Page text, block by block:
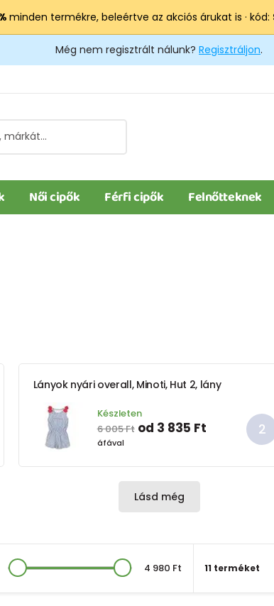
minden termékre, beleértve az akciós árukat is · kód:
Még nem regisztrált nálunk? Regisztráljon.
Női cipők Férfi cipők Felnőtteknek
Lányok nyári overall, Minoti, Hut 2, lány
Készleten
6 005 Ft od 3 835 Ft
áfával
Lásd még
11 terméket
4 980 Ft